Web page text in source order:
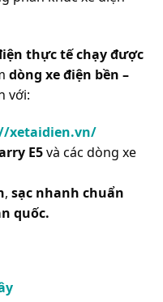
thực tế chạy được
dòng xe điện bền –
với:
xetaidien.vn/
E5và các dòng xe
, sạc nhanh chuẩn
quốc.